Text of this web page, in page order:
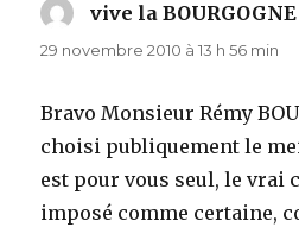
vive la BOURGOGNE
29 novembre 2010 à 13 h 56 min
Bravo Monsieur Rémy
choisi publiquement le
est pour vous seul, le vrai
imposé comme certaine,